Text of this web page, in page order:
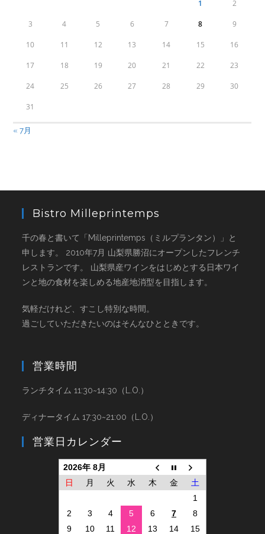
1 2
3 4 5 6 7 8 9
10 11 12 13 14 15 16
17 18 19 20 21 22 23
24 25 26 27 28 29 30
31
« 7月
Bistro Milleprintemps
千の春と書いて「Milleprintemps（ミルプランタン）」と
申します。 2010年7月 山梨県勝沼にオープンしたフレンチ
レストランです。 山梨県産ワインをはじめとする日本ワイ
ンと地の食材を楽しめる地産地消型を目指します。
気軽だけれど、すこし特別な時間。
過ごしていただきたいのはそんなひとときです。
営業時間
ランチタイム 11:30~14:30（L.O.）
ディナータイム 17:30~21:00（L.O.）
営業日カレンダー
2026年 8月
日
月 火 水 木 金
土
1
2
3 4 5 6 7
8
9
10 11 12 13 14
15